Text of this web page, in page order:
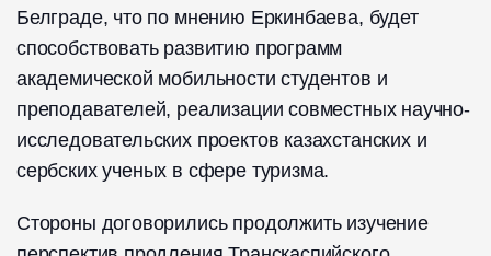
Белграде, что по мнению Еркинбаева, будет
способствовать развитию программ
академической мобильности студентов и
преподавателей, реализации совместных научно-
исследовательских проектов казахстанских и
сербских ученых в сфере туризма.
Стороны договорились продолжить изучение